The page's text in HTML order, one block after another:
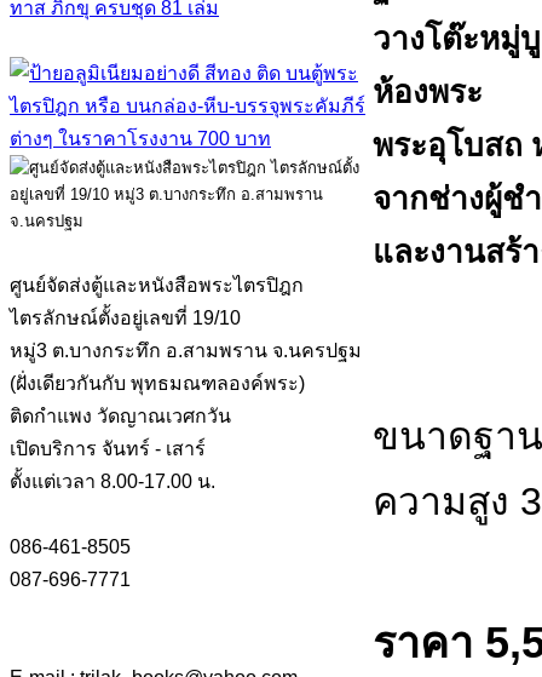
ศูนย์จัดส่งตู้และหนังสือพระไตรปิฎก
ไตรลักษณ์ตั้งอยู่เลขที่ 19/10
หมู่3 ต.บางกระทึก อ.สามพราน จ.นครปฐม
(ฝั่งเดียวกันกับ พุทธมณฑลองค์พระ)
ติดกำแพง วัดญาณเวศกวัน
เปิดบริการ จันทร์ - เสาร์
ตั้งแต่เวลา 8.00-17.00 น.
086-461-8505
087-696-7771
วางโต๊ะหมู่
ห้องพระ
พระอุโบสถ
จากช่างผู้ช
และงานสร้
ขนาดฐา
ความสูง
ราคา